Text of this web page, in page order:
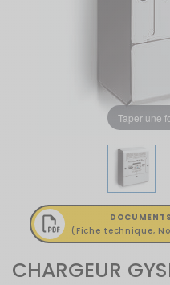
Taper une
(Fiche technique,
CHARGEUR